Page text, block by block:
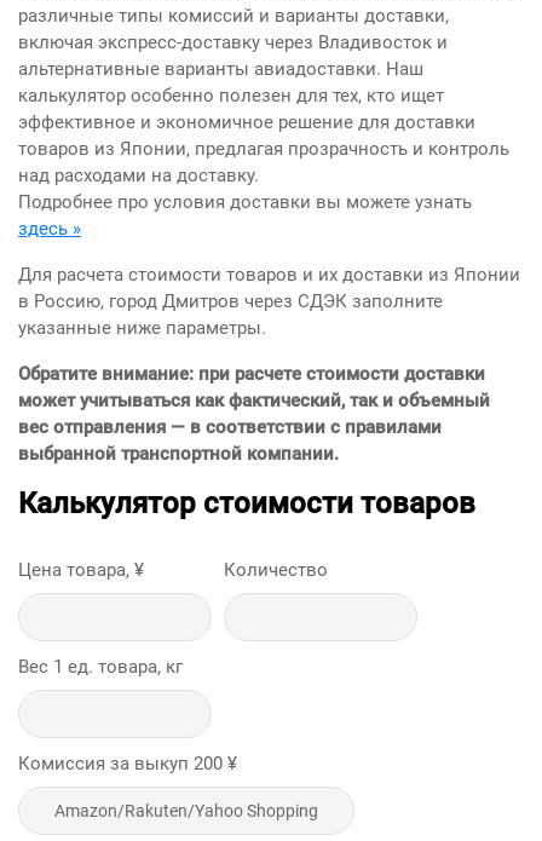
различные типы комиссий и варианты доставки,
включая экспресс-доставку через Владивосток и
альтернативные варианты авиадоставки. Наш
калькулятор особенно полезен для тех, кто ищет
эффективное и экономичное решение для доставки
товаров из Японии, предлагая прозрачность и контроль
над расходами на доставку.
Подробнее про условия доставки вы можете узнать
здесь »
Для расчета стоимости товаров и их доставки из Японии
в Россию, город Дмитров через СДЭК заполните
указанные ниже параметры.
Обратите внимание: при расчете стоимости доставки
может учитываться как фактический, так и объемный
вес отправления — в соответствии с правилами
выбранной транспортной компании.
Калькулятор стоимости товаров
Цена товара, ¥ Количество
Вес 1 ед. товара, кг
Комиссия за выкуп 200 ¥